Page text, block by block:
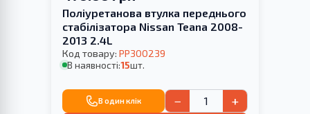
Поліуретанова втулка переднього
стабілізатора Nissan Teana 2008-
2013 2.4L
Код товару: PP300239
В наявності:15шт.
В один клік − +